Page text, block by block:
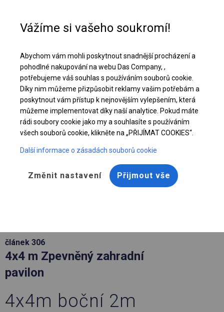
Stáhněte si nabídku PDF
článek 306
4x4 m Zpevněný zahradní
pavilon
4x4m boční 2m
Vážíme si vašeho soukromí!
Abychom vám mohli poskytnout snadnější procházení a
pohodlné nakupování na webu Das Company, ,
potřebujeme váš souhlas s používáním souborů cookie.
Díky nim můžeme přizpůsobit reklamy vašim potřebám a
poskytnout vám přístup k nejnovějším vylepšením, která
můžeme implementovat díky naší analytice. Pokud máte
rádi soubory cookie jako my a souhlasíte s používáním
všech souborů cookie, klikněte na „PŘIJÍMAT COOKIES“.
Další informace o zásadách souborů cookie
Změnit nastavení Přijmout vše